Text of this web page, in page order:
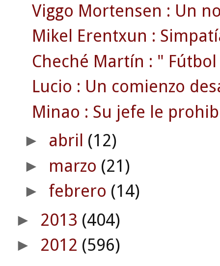
Viggo Mortensen : Un
Mikel Erentxun :
Cheché Martín : "
Lucio : Un comienzo
Minao : Su jefe le
► abril (12)
► marzo (21)
► febrero (14)
► 2013 (404)
► 2012 (596)